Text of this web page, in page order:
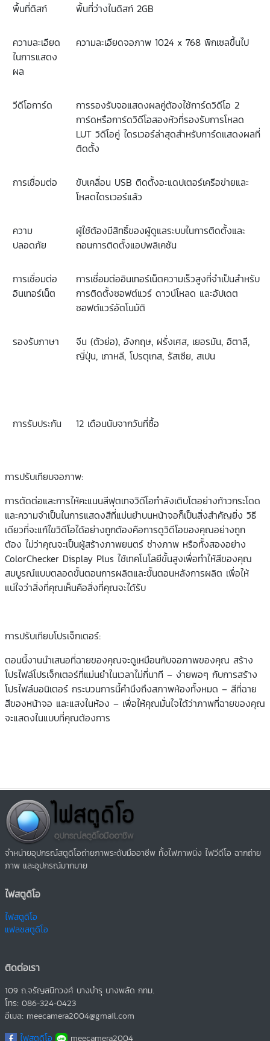
พื้นที่ดิสก์ พื้นที่ว่างในดิสก์2GB
ความละเอียด
ในการแสดง
ผล
ความละเอียดจอภาพ1024 x 768 พิกเซลขึ้นไป
วีดีโอการ์ด การรองรับจอแสดงผลคู่ต้องใช้การ์ดวิดีโอ 2
การ์ดหรือการ์ดวิดีโอสองหัวที่รองรับการโหลด
LUT วิดีโอคู่ ไดรเวอร์ล่าสุดสำหรับการ์ดแสดงผลที่
ติดตั้ง
การเชื่อมต่อ ขับเคลื่อน USB ติดตั้งอะแดปเตอร์เครือข่ายและ
โหลดไดรเวอร์แล้ว
ความ
ปลอดภัย
ผู้ใช้ต้องมีสิทธิ์ของผู้ดูแลระบบในการติดตั้งและ
ถอนการติดตั้งแอปพลิเคชัน
การเชื่อมต่อ
อินเทอร์เน็ต
การเชื่อมต่ออินเทอร์เน็ตความเร็วสูงที่จำเป็นสำหรับ
การติดตั้งซอฟต์แวร์ ดาวน์โหลด และอัปเดต
ซอฟต์แวร์อัตโนมัติ
รองรับภาษา จีน (ตัวย่อ), อังกฤษ, ฝรั่งเศส, เยอรมัน, อิตาลี,
ญี่ปุ่น, เกาหลี, โปรตุเกส, รัสเซีย, สเปน
การรับประกัน 12 เดือนนับจากวันที่ซื้อ
การปรับเทียบจอภาพ:
การตัดต่อและการให้คะแนนสีฟุตเทจวิดีโอกำลังเติบโตอย่างก้าวกระโดด
และความจำเป็นในการแสดงสีที่แม่นยำบนหน้าจอก็เป็นสิ่งสำคัญยิ่ง วิธี
เดียวที่จะแก้ไขวิดีโอได้อย่างถูกต้องคือการดูวิดีโอของคุณอย่างถูก
ต้อง ไม่ว่าคุณจะเป็นผู้สร้างภาพยนตร์ ช่างภาพ หรือทั้งสองอย่าง
ColorChecker Display Plus ใช้เทคโนโลยีขั้นสูงเพื่อทำให้สีของคุณ
สมบูรณ์แบบตลอดขั้นตอนการผลิตและขั้นตอนหลังการผลิต เพื่อให้
แน่ใจว่าสิ่งที่คุณเห็นคือสิ่งที่คุณจะได้รับ
การปรับเทียบโปรเจ็กเตอร์:
ตอนนี้งานนำเสนอที่ฉายของคุณจะดูเหมือนกับจอภาพของคุณ สร้าง
โปรไฟล์โปรเจ็กเตอร์ที่แม่นยำในเวลาไม่กี่นาที – ง่ายพอๆ กับการสร้าง
โปรไฟล์มอนิเตอร์ กระบวนการนี้คำนึงถึงสภาพห้องทั้งหมด – สีที่ฉาย
สีของหน้าจอ และแสงในห้อง – เพื่อให้คุณมั่นใจได้ว่าภาพที่ฉายของคุณ
จะแสดงในแบบที่คุณต้องการ
จำหน่ายอุปกรณ์สตูดิโอถ่ายภาพระดับมืออาชีพ ทั้งไฟภาพนิ่ง ไฟวีดีโอ ฉากถ่าย
ภาพ และอุปกรณ์มากมาย
ไฟสตูดิโอ
ไฟสตูดิโอ
แฟลชสตูดิโอ
ติดต่อเรา
109 ถ.จรัญสนิทวงศ์ บางบำรุ บางพลัด กทม.
โทร: 086-324-0423
อีเมล: meecamera2004@gmail.com
ไฟสตูดิโอ
meecamera2004